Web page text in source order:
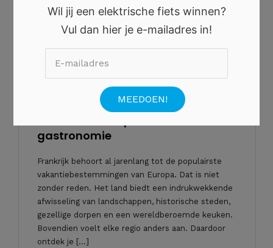
•0 REACTIE
Zomers genieten in Frankrijk met
gastronomie
Frankrijk behoort al jarenlang tot de populairste
vakantiebestemmingen van Europa. Dat is niet
zonder reden. Het land biedt een indrukwekkende
afwisseling van landschappen, historische steden,
gezellige dorpen en een wereldberoemde keuken.
Bovendien voelt elke regio anders aan. Daardoor
ontdek je […]
Wil jij een elektrische fiets winnen?
Vul dan hier je e-mailadres in!